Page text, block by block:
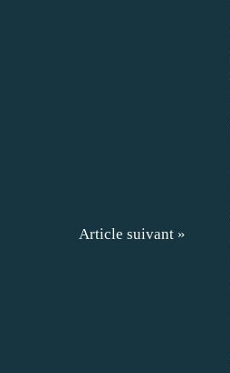
Article suivant »